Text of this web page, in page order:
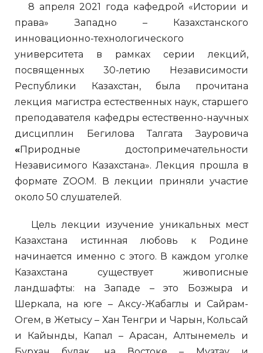
8 апреля 2021 года кафедрой «Истории и
права» Западно – Казахстанского
инновационно-технологического
университета в рамках серии лекций,
посвященных 30-летию Независимости
Республики Казахстан, была прочитана
лекция магистра естественных наук, старшего
преподавателя кафедры естественно-научных
дисциплин Бегилова Талгата Зауровича
«Природные достопримечательности
Независимого Казахстана». Лекция прошла в
формате ZOOM. В лекции приняли участие
около 50 слушателей.
Цель лекции изучение уникальных мест
Казахстана истинная любовь к Родине
начинается именно с этого. В каждом уголке
Казахстана существует живописные
ландшафты: на Западе – это Бозжыра и
Шеркала, на юге – Аксу-Жабаглы и Сайрам-
Огем, в Жетысу – Хан Тенгри и Чарын, Кольсай
и Кайынды, Капал – Арасан, Алтынемель и